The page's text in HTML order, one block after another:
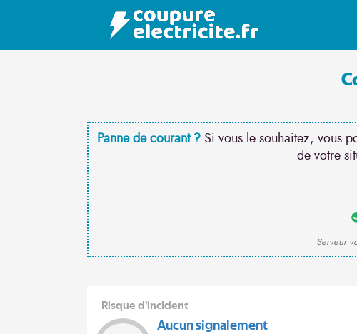
Panne de courant ? Si vous le souhaitez, vous
de votre
Serveur
Risque d'incident
Aucun signalement